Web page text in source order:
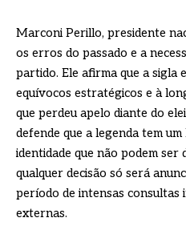
Marconi Perillo, presidente
os erros do passado e a
partido. Ele afirma que a sigla
equívocos estratégicos e à
que perdeu apelo diante do
defende que a legenda tem
identidade que não podem ser
qualquer decisão só será
período de intensas consultas
externas.